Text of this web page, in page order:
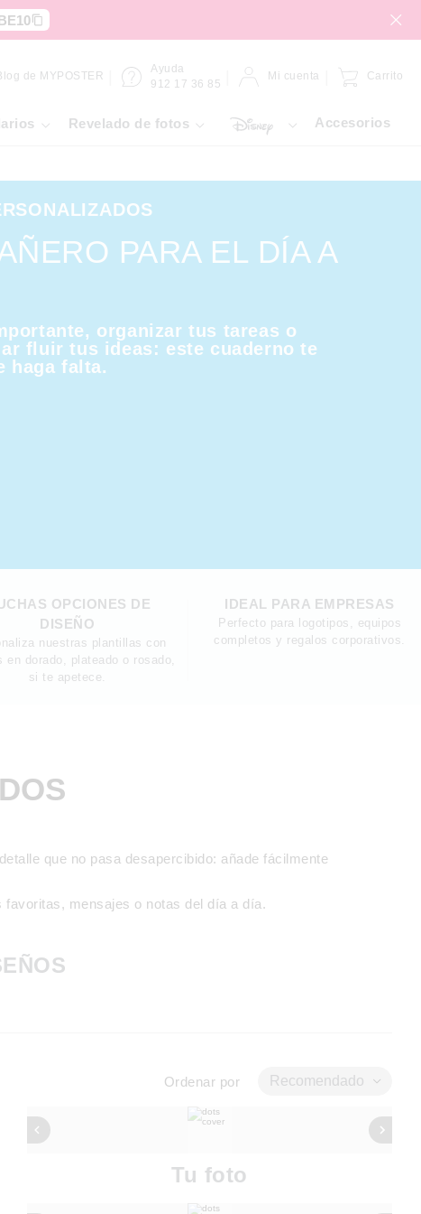
de MYPOSTER
Ayuda
912 17 36 85
Mi cuenta Carrito
Revelado de fotos Accesorios
PARA EL DÍA A
organizar tus tareas o
fluir tus ideas: este cuaderno te
haga falta.
OPCIONES DE
DISEÑO
nuestras plantillas con
en dorado, plateado o rosado,
si te apetece.
IDEAL PARA EMPRESAS
Perfecto para logotipos, equipos
completos y regalos corporativos.
que no pasa desapercibido: añade fácilmente
mensajes o notas del día a día.
Ordenar por Recomendado
Tu foto